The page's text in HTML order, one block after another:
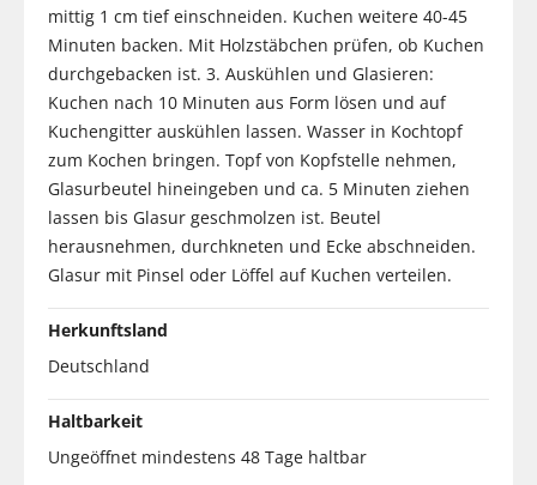
mittig 1 cm tief einschneiden. Kuchen weitere 40-45
Minuten backen. Mit Holzstäbchen prüfen, ob Kuchen
durchgebacken ist. 3. Auskühlen und Glasieren:
Kuchen nach 10 Minuten aus Form lösen und auf
Kuchengitter auskühlen lassen. Wasser in Kochtopf
zum Kochen bringen. Topf von Kopfstelle nehmen,
Glasurbeutel hineingeben und ca. 5 Minuten ziehen
lassen bis Glasur geschmolzen ist. Beutel
herausnehmen, durchkneten und Ecke abschneiden.
Glasur mit Pinsel oder Löffel auf Kuchen verteilen.
Herkunftsland
Deutschland
Haltbarkeit
Ungeöffnet mindestens 48 Tage haltbar